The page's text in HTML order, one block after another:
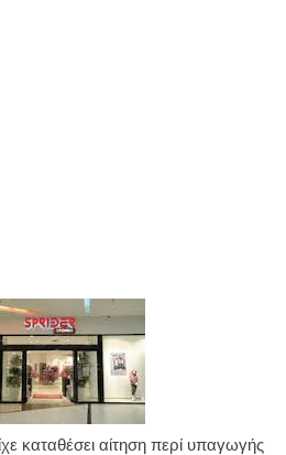
καταθέσει αίτηση περί υπαγωγής